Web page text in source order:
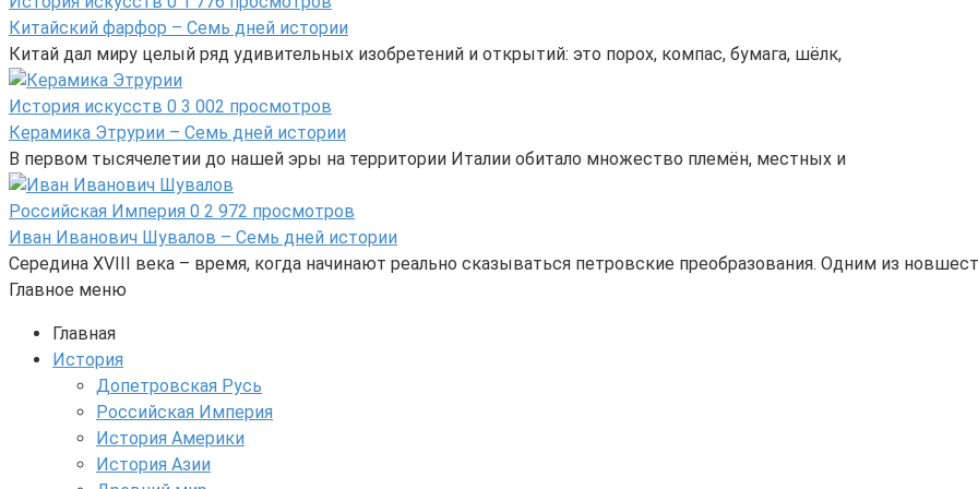
Китайский фарфор – Семь дней истории
Китай дал миру целый ряд удивительных изобретений и открытий: это порох, компас, бумага, шёлк,
История искусств 0 3 002 просмотров
Керамика Этрурии – Семь дней истории
В первом тысячелетии до нашей эры на территории Италии обитало множество племён, местных и
Российская Империя 0 2 972 просмотров
Иван Иванович Шувалов – Семь дней истории
Середина XVIII века – время, когда начинают реально сказываться петровские преобразования. Одним из
Главное меню
Главная
История
Допетровская Русь
Российская Империя
История Америки
История Азии